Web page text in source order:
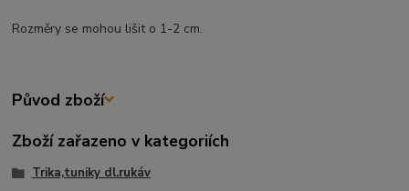
Rozměry se mohou lišit o 1-2 cm.
Původ zboží
Zboží zařazeno v kategoriích
Trika,tuniky dl.rukáv